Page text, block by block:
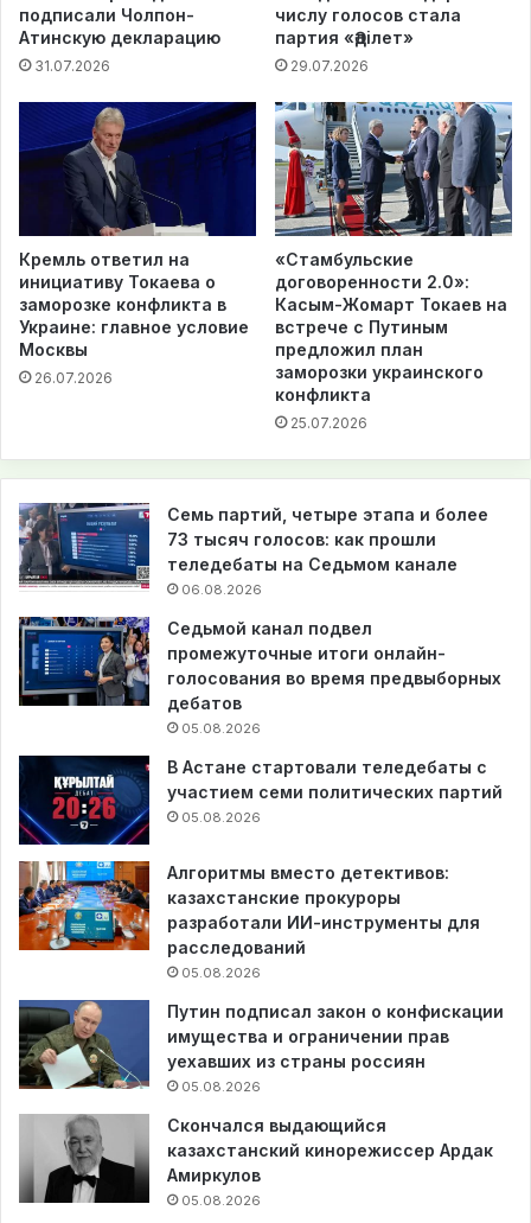
подписали Чолпон-
Атинскую декларацию
31.07.2026
числу голосов стала
партия «Әділет»
29.07.2026
Кремль ответил на
инициативу Токаева о
заморозке конфликта в
Украине: главное условие
Москвы
26.07.2026
«Стамбульские
договоренности 2.0»:
Касым-Жомарт Токаев на
встрече с Путиным
предложил план
заморозки украинского
конфликта
25.07.2026
Семь партий, четыре этапа и более
73 тысяч голосов: как прошли
теледебаты на Седьмом канале
06.08.2026
Седьмой канал подвел
промежуточные итоги онлайн-
голосования во время предвыборных
дебатов
05.08.2026
В Астане стартовали теледебаты с
участием семи политических партий
05.08.2026
Алгоритмы вместо детективов:
казахстанские прокуроры
разработали ИИ-инструменты для
расследований
05.08.2026
Путин подписал закон о конфискации
имущества и ограничении прав
уехавших из страны россиян
05.08.2026
Скончался выдающийся
казахстанский кинорежиссер Ардак
Амиркулов
05.08.2026